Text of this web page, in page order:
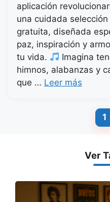
aplicación
una cuidada
gratuita, diseñada
paz, inspiración y
tu vida.
Imagina
himnos, alabanzas y
que … Leer más
1
Ver